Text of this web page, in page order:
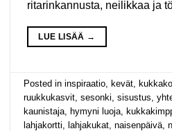
ritarinkannusta, neilikkaa ja
LUE LISÄÄ →
Posted ininspiraatio kevät
ruukkukasvit ,sesonki ,sisustus ,
kaunistaja
hymyni luoja
lahjakortti
lahjakukat ,naisenpäivä ,